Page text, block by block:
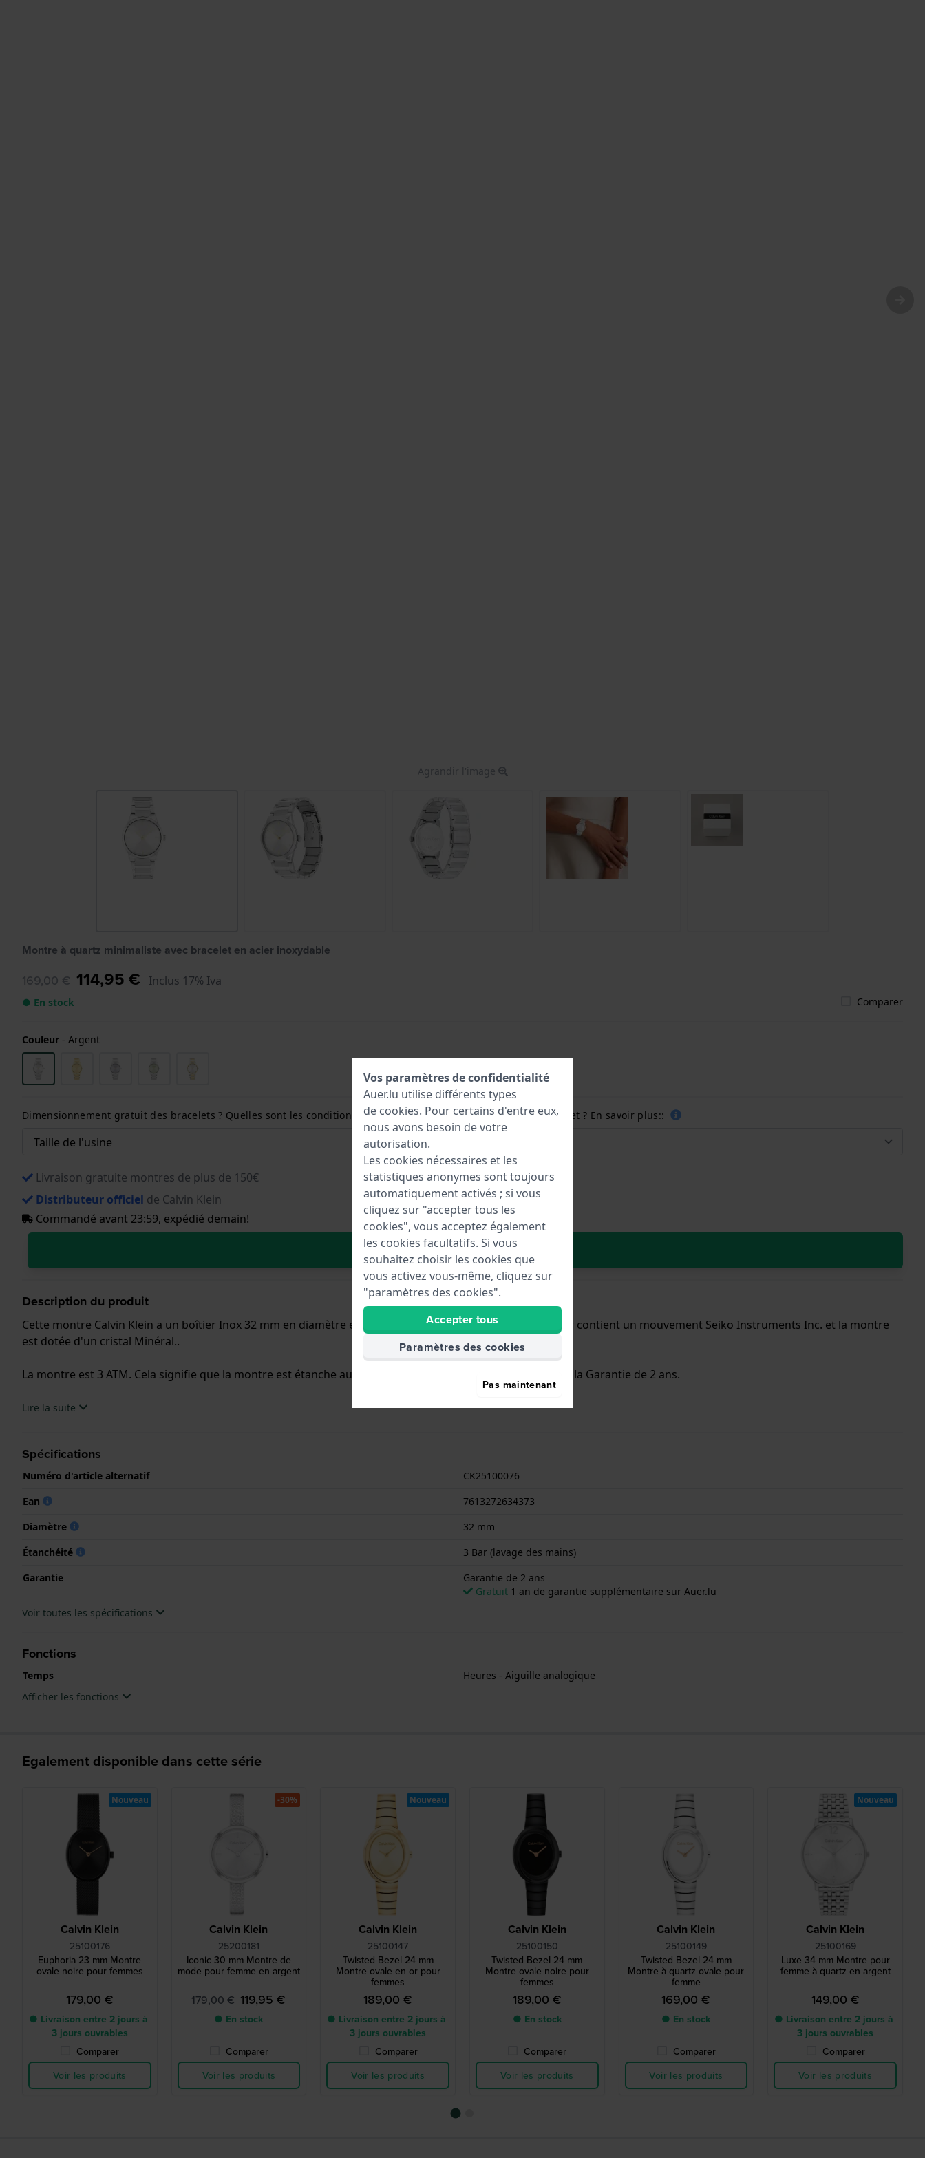
Agrandir l'image
Montre à quartz minimaliste avec bracelet en acier inoxydable
169,00 € 114,95 € Inclus 17% Iva
● En stock Comparer
Couleur - Argent
Dimensionnement gratuit des bracelets ? Quelles sont les conditions et comment mesurer la taille de mon poignet ? En savoir plus::
Livraison gratuite montres de plus de 150€
Distributeur officiel de Calvin Klein
Commandé avant 23:59, expédié demain!
Dans le Panier
Description du produit
Cette montre Calvin Klein a un boîtier Inox 32 mm en diamètre et est équipée d'un bracelet Inox. Le boîtier contient un mouvement Seiko Instruments Inc. et la montre
est dotée d'un cristal Minéral..
La montre est 3 ATM. Cela signifie que la montre est étanche aux éclaboussures. La montre est livrée avec la Garantie de 2 ans.
.Lire la suite
Spécifications
Numéro d'article alternatif
CK25100076
Ean
7613272634373
Diamètre
32 mm
Étanchéité
3 Bar (lavage des mains)
Garantie
Garantie de 2 ans
Gratuit 1 an de garantie supplémentaire sur Auer.lu
Voir toutes les spécifications
Fonctions
Temps
Heures - Aiguille analogique
Afficher les fonctions
Egalement disponible dans cette série
Calvin Klein
25100176
Euphoria 23 mm Montre
ovale noire pour femmes
179,00 €
● Livraison entre 2 jours à
3 jours ouvrables
Comparer
Voir les produits
Nouveau
Calvin Klein
25200181
Iconic 30 mm Montre de
mode pour femme en argent
179,00 € 119,95 €
● En stock
Comparer
Voir les produits
-30%
Calvin Klein
25100147
Twisted Bezel 24 mm
Montre ovale en or pour
femmes
189,00 €
● Livraison entre 2 jours à
3 jours ouvrables
Comparer
Voir les produits
Nouveau
Calvin Klein
25100150
Twisted Bezel 24 mm
Montre ovale noire pour
femmes
189,00 €
● En stock
Comparer
Voir les produits
Calvin Klein
25100149
Twisted Bezel 24 mm
Montre à quartz ovale pour
femme
169,00 €
● En stock
Comparer
Voir les produits
Calvin Klein
25100169
Luxe 34 mm Montre pour
femme à quartz en argent
149,00 €
● Livraison entre 2 jours à
3 jours ouvrables
Comparer
Voir les produits
Nouveau
Vos paramètres de confidentialité
Auer.lu utilise différents types
de cookies. Pour certains d'entre eux,
nous avons besoin de votre
autorisation.
Les cookies nécessaires et les
statistiques anonymes sont toujours
automatiquement activés ; si vous
cliquez sur "accepter tous les
cookies", vous acceptez également
les cookies facultatifs. Si vous
souhaitez choisir les cookies que
vous activez vous-même, cliquez sur
"paramètres des cookies".
Accepter tous
Paramètres des cookies
Pas maintenant